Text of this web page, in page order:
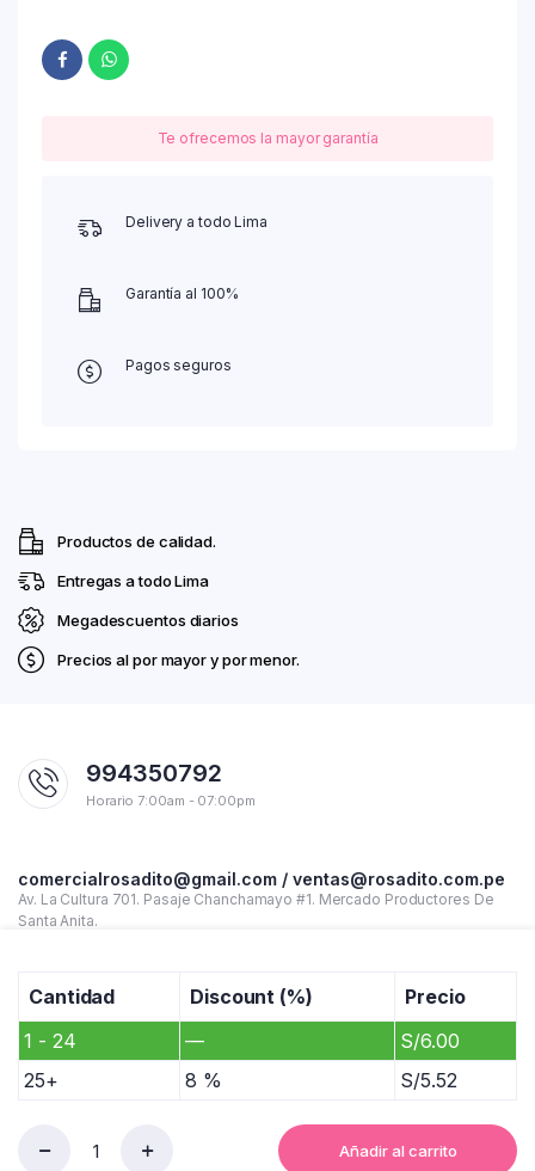
Cantidad Discount (%)
Precio
1 - 24
— S/6.00
25+
8 % S/5.52
CUADERNO Añadir al carrito
Te ofrecemos la mayor garantía
Delivery a todo Lima
Garantía al 100%
Pagos seguros
Productos de calidad.
Entregas a todo Lima
Megadescuentos diarios
Precios al por mayor y por menor.
994350792
Horario 7:00am - 07:00pm
comercialrosadito@gmail.com / ventas@rosadito.com.pe
Av. La Cultura 701. Pasaje Chanchamayo #1. Mercado Productores De
Santa Anita.
Copyright 2023 © Rosadito - Todos los derechos reservados